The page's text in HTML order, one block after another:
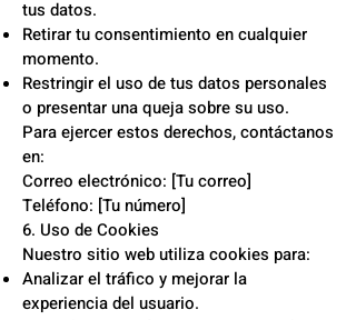
tus datos.
Retirar tu consentimiento en cualquier
momento.
Restringir el uso de tus datos personales
o presentar una queja sobre su uso.
Para ejercer estos derechos, contáctanos
en:
Correo electrónico: [Tu correo]
Teléfono: [Tu número]
6. Uso de Cookies
Nuestro sitio web utiliza cookies para:
Analizar el tráfico y mejorar la
experiencia del usuario.